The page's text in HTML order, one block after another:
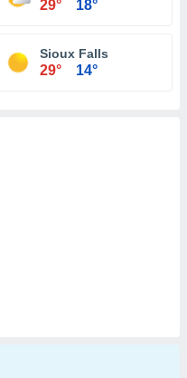
29° 18°
Sioux Falls
29° 14°